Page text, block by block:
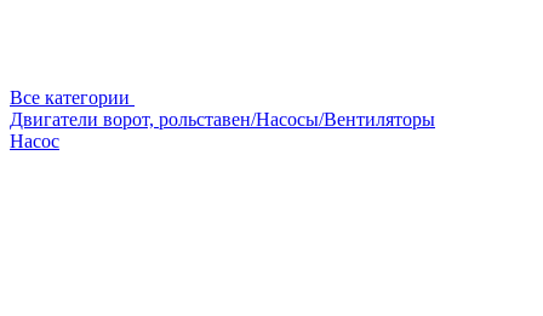
Все категории
Двигатели ворот, рольставен/Насосы/Вентиляторы
Насос